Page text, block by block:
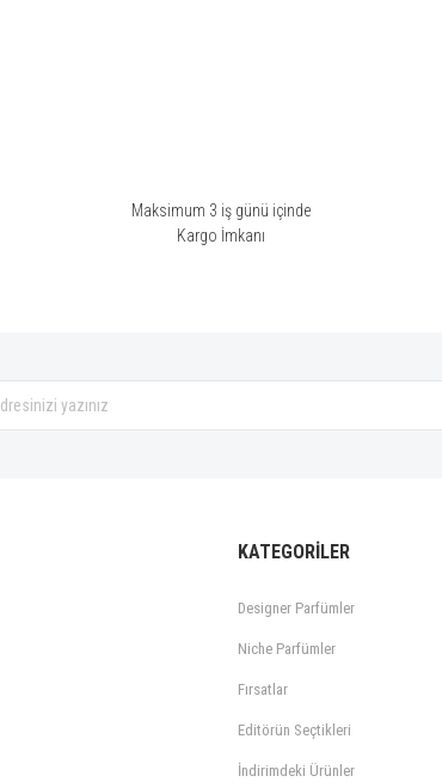
Maksimum 3 iş günü içinde
Kargo İmkanı
KATEGORİLER
Designer Parfümler
Niche Parfümler
Fırsatlar
Editörün Seçtikleri
İndirimdeki Ürünler